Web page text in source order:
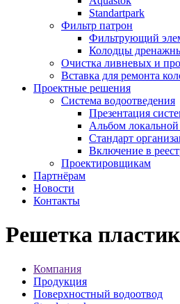
Standartpark
Фильтр патрон
Фильтрующий
Колодцы
Очистка ливневых и
Вставка для ремонта
Проектные решения
Система водоотведения
Презентация
Альбом
Стандарт
Включение в
Проектировщикам
Партнёрам
Новости
Контакты
Решетка
Компания
Продукция
Поверхностный водоотвод